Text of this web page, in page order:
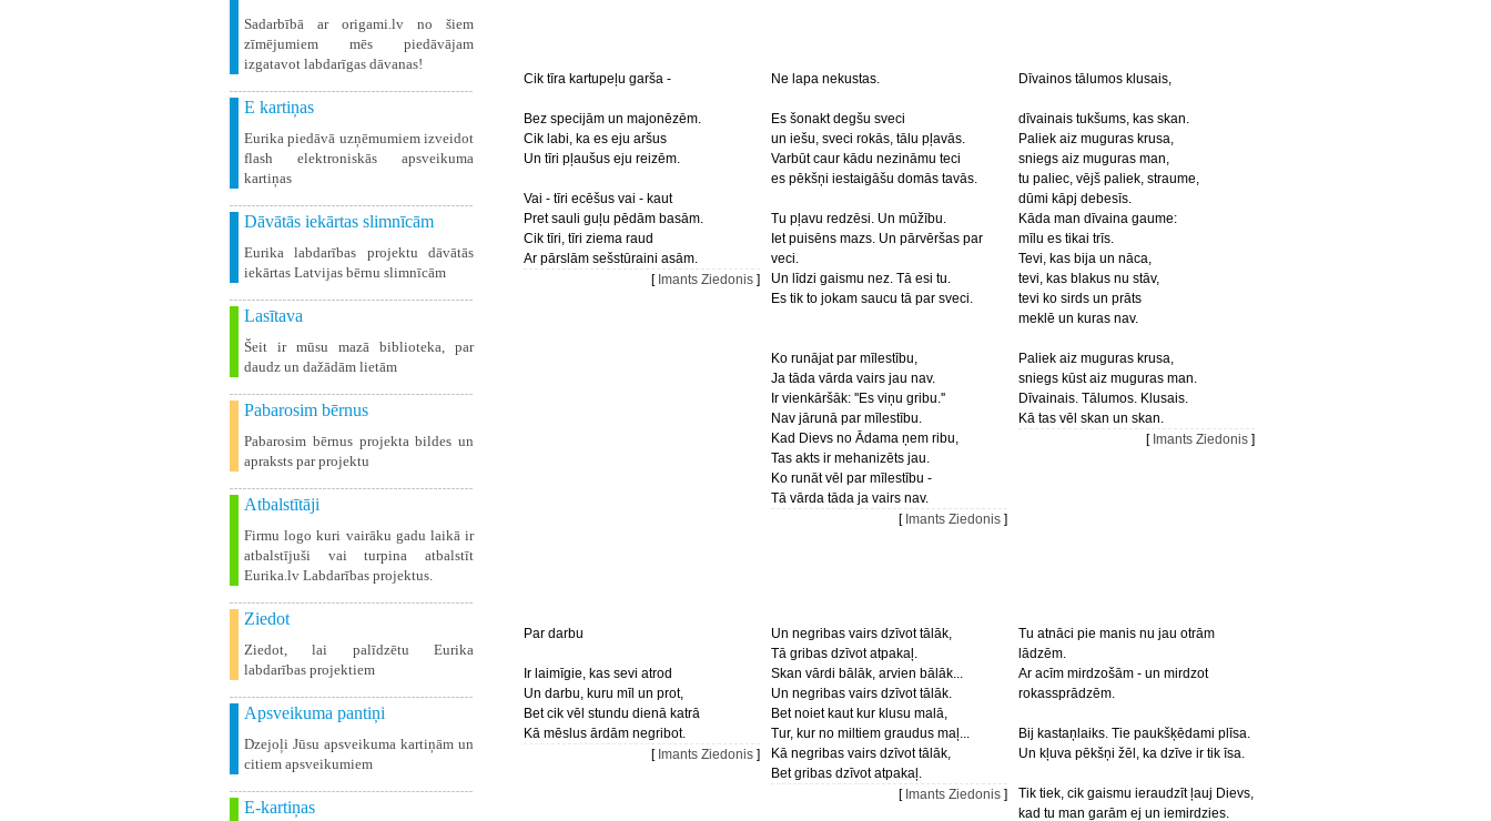
Sadarbībā ar origami.lv no šiem
zīmējumiem mēs piedāvājam
izgatavot labdarīgas dāvanas!
E kartiņas
Eurika piedāvā uzņēmumiem izveidot
flash elektroniskās apsveikuma
kartiņas
Dāvātās iekārtas slimnīcām
Eurika labdarības projektu dāvātās
iekārtas Latvijas bērnu slimnīcām
Lasītava
Šeit ir mūsu mazā biblioteka, par
daudz un dažādām lietām
Pabarosim bērnus
Pabarosim bērnus projekta bildes un
apraksts par projektu
Atbalstītāji
Firmu logo kuri vairāku gadu laikā ir
atbalstījuši vai turpina atbalstīt
Eurika.lv Labdarības projektus.
Ziedot
Ziedot, lai palīdzētu Eurika
labdarības projektiem
Apsveikuma pantiņi
Dzejoļi Jūsu apsveikuma kartiņām un
citiem apsveikumiem
E-kartiņas
Cik tīra kartupeļu garša -
Bez specijām un majonēzēm.
Cik labi, ka es eju aršus
Un tīri pļaušus eju reizēm.
Vai - tīri ecēšus vai - kaut
Pret sauli guļu pēdām basām.
Cik tīri, tīri ziema raud
Ar pārslām sešstūraini asām.
[ Imants Ziedonis ]
Ne lapa nekustas.
Es šonakt degšu sveci
un iešu, sveci rokās, tālu pļavās.
Varbūt caur kādu nezināmu teci
es pēkšņi iestaigāšu domās tavās.
Tu pļavu redzēsi. Un mūžību.
Iet puisēns mazs. Un pārvēršas par
veci.
Un līdzi gaismu nez. Tā esi tu.
Es tik to jokam saucu tā par sveci.
Ko runājat par mīlestību,
Ja tāda vārda vairs jau nav.
Ir vienkāršāk: ''Es viņu gribu.''
Nav jārunā par mīlestību.
Kad Dievs no Ādama ņem ribu,
Tas akts ir mehanizēts jau.
Ko runāt vēl par mīlestību -
Tā vārda tāda ja vairs nav.
[ Imants Ziedonis ]
Dīvainos tālumos klusais,
dīvainais tukšums, kas skan.
Paliek aiz muguras krusa,
sniegs aiz muguras man,
tu paliec, vējš paliek, straume,
dūmi kāpj debesīs.
Kāda man dīvaina gaume:
mīlu es tikai trīs.
Tevi, kas bija un nāca,
tevi, kas blakus nu stāv,
tevi ko sirds un prāts
meklē un kuras nav.
Paliek aiz muguras krusa,
sniegs kūst aiz muguras man.
Dīvainais. Tālumos. Klusais.
Kā tas vēl skan un skan.
[ Imants Ziedonis ]
Par darbu
Ir laimīgie, kas sevi atrod
Un darbu, kuru mīl un prot,
Bet cik vēl stundu dienā katrā
Kā mēslus ārdām negribot.
[ Imants Ziedonis ]
Un negribas vairs dzīvot tālāk,
Tā gribas dzīvot atpakaļ.
Skan vārdi bālāk, arvien bālāk...
Un negribas vairs dzīvot tālāk.
Bet noiet kaut kur klusu malā,
Tur, kur no miltiem graudus maļ...
Kā negribas vairs dzīvot tālāk,
Bet gribas dzīvot atpakaļ.
[ Imants Ziedonis ]
Tu atnāci pie manis nu jau otrām
lādzēm.
Ar acīm mirdzošām - un mirdzot
rokassprādzēm.
Bij kastaņlaiks. Tie paukšķēdami plīsa.
Un kļuva pēkšņi žēl, ka dzīve ir tik īsa.
Tik tiek, cik gaismu ieraudzīt ļauj Dievs,
kad tu man garām ej un iemirdzies.